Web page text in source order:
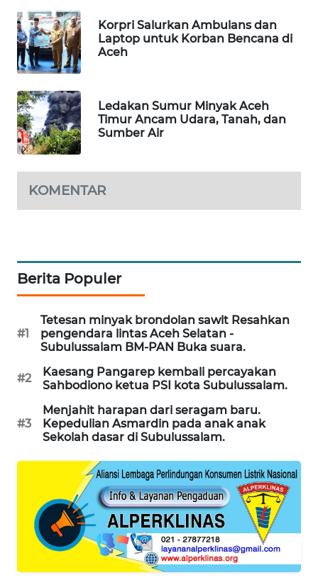
Korpri Salurkan Ambulans dan
Laptop untuk Korban Bencana di
Aceh
Ledakan Sumur Minyak Aceh
Timur Ancam Udara, Tanah, dan
Sumber Air
KOMENTAR
Berita Populer
#1
Tetesan minyak brondolan sawit Resahkan
pengendara lintas Aceh Selatan -
Subulussalam BM-PAN Buka suara.
#2
Kaesang Pangarep kembali percayakan
Sahbodiono ketua PSI kota Subulussalam.
#3
Menjahit harapan dari seragam baru.
Kepedulian Asmardin pada anak anak
Sekolah dasar di Subulussalam.
MARTABAT
NET
PLN
MKLI
LPKKI
LKKI
KONSUMEN
FORWAMKI
TAMBANG
NEWS
SIDIKALANG
NEWS